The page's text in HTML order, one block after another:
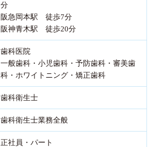
分
阪急岡本駅 徒歩7分
阪神青木駅 徒歩20分
歯科医院
一般歯科・小児歯科・予防歯科・審美歯
科・ホワイトニング・矯正歯科
歯科衛生士
歯科衛生士業務全般
正社員・パート